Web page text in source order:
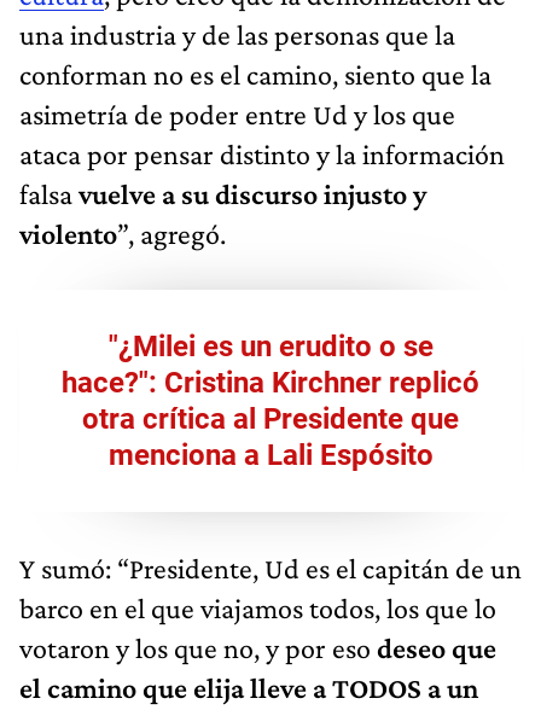
una industria y de las personas que la
conforman no es el camino, siento que la
asimetría de poder entre Ud y los que
ataca por pensar distinto y la información
falsavuelve a su discurso injusto y
violento”, agregó.
"¿Milei es un erudito o se
hace?": Cristina Kirchner replicó
otra crítica al Presidente que
menciona a Lali Espósito
Y sumó: “Presidente, Ud es el capitán de un
barco en el que viajamos todos, los que lo
votaron y los que no, y por eso deseo que
el camino que elija lleve a TODOS a un